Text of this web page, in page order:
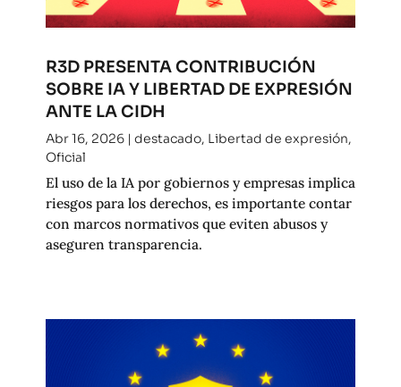
R3D PRESENTA CONTRIBUCIÓN
SOBRE IA Y LIBERTAD DE EXPRESIÓN
ANTE LA CIDH
Abr 16, 2026| destacado, Libertad de expresión,
Oficial
El uso de la IA por gobiernos y empresas implica
riesgos para los derechos, es importante contar
con marcos normativos que eviten abusos y
aseguren transparencia.